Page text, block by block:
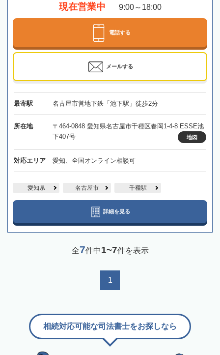
現在営業中 9:00～18:00
電話する
メールする
最寄駅 名古屋市営地下鉄「池下駅」徒歩2分
所在地
〒464-0848 愛知県名古屋市千種区春岡1-4-8 ESSE池
下407号
地図
対応エリア 愛知、全国オンライン相談可
愛知県 名古屋市 千種駅
詳細を見る
全7件中1~7件を表示
1
相続対応可能な司法書士をお探しなら